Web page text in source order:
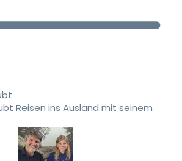
Reisen ins Ausland mit seinem